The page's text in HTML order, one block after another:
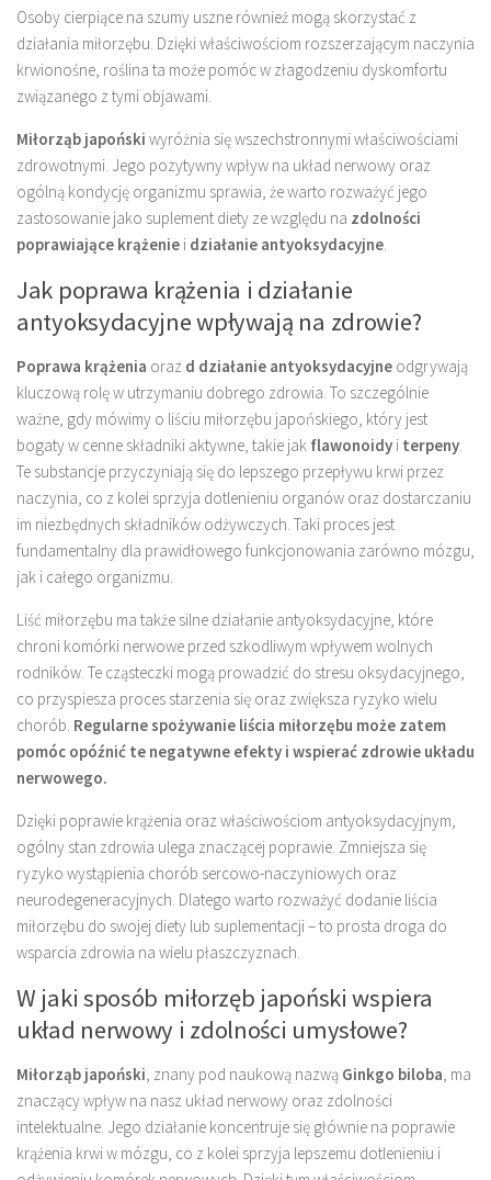
Osoby cierpiące na szumy uszne również mogą skorzystać z
działania miłorzębu. Dzięki właściwościom rozszerzającym naczynia
krwionośne, roślina ta może pomóc w złagodzeniu dyskomfortu
związanego z tymi objawami.
Miłorząb japoński wyróżnia się wszechstronnymi właściwościami
zdrowotnymi. Jego pozytywny wpływ na układ nerwowy oraz
ogólną kondycję organizmu sprawia, że warto rozważyć jego
zastosowanie jako suplement diety ze względu na zdolności
poprawiające krążenie i działanie antyoksydacyjne.
Jak poprawa krążenia i działanie
antyoksydacyjne wpływają na zdrowie?
Poprawa krążenia oraz d działanie antyoksydacyjne odgrywają
kluczową rolę w utrzymaniu dobrego zdrowia. To szczególnie
ważne, gdy mówimy o liściu miłorzębu japońskiego, który jest
bogaty w cenne składniki aktywne, takie jak flawonoidy i terpeny.
Te substancje przyczyniają się do lepszego przepływu krwi przez
naczynia, co z kolei sprzyja dotlenieniu organów oraz dostarczaniu
im niezbędnych składników odżywczych. Taki proces jest
fundamentalny dla prawidłowego funkcjonowania zarówno mózgu,
jak i całego organizmu.
Liść miłorzębu ma także silne działanie antyoksydacyjne, które
chroni komórki nerwowe przed szkodliwym wpływem wolnych
rodników. Te cząsteczki mogą prowadzić do stresu oksydacyjnego,
co przyspiesza proces starzenia się oraz zwiększa ryzyko wielu
chorób. Regularne spożywanie liścia miłorzębu może zatem
pomóc opóźnić te negatywne efekty i wspierać zdrowie układu
nerwowego.
Dzięki poprawie krążenia oraz właściwościom antyoksydacyjnym,
ogólny stan zdrowia ulega znaczącej poprawie. Zmniejsza się
ryzyko wystąpienia chorób sercowo-naczyniowych oraz
neurodegeneracyjnych. Dlatego warto rozważyć dodanie liścia
miłorzębu do swojej diety lub suplementacji – to prosta droga do
wsparcia zdrowia na wielu płaszczyznach.
W jaki sposób miłorzęb japoński wspiera
układ nerwowy i zdolności umysłowe?
Miłorząb japoński, znany pod naukową nazwą Ginkgo biloba, ma
znaczący wpływ na nasz układ nerwowy oraz zdolności
intelektualne. Jego działanie koncentruje się głównie na poprawie
krążenia krwi w mózgu, co z kolei sprzyja lepszemu dotlenieniu i